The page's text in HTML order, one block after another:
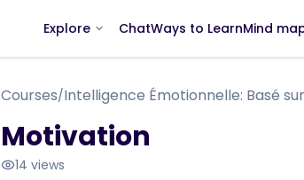
Explore ChatWays to LearnMind
Courses/
Motivation
14 views